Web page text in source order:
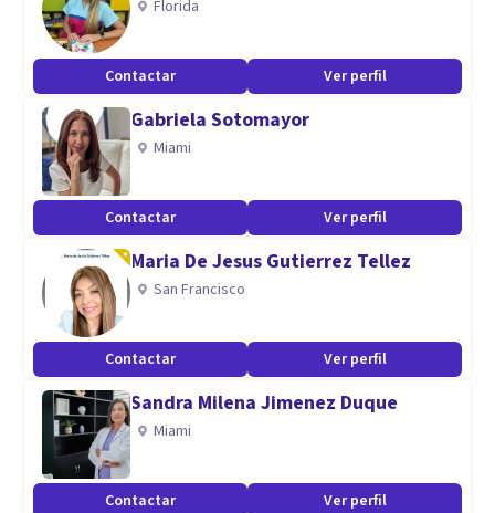
Florida
Contactar Ver perfil
Gabriela Sotomayor
Miami
Contactar Ver perfil
Maria De Jesus Gutierrez Tellez
San Francisco
Contactar Ver perfil
Sandra Milena Jimenez Duque
Miami
Contactar Ver perfil